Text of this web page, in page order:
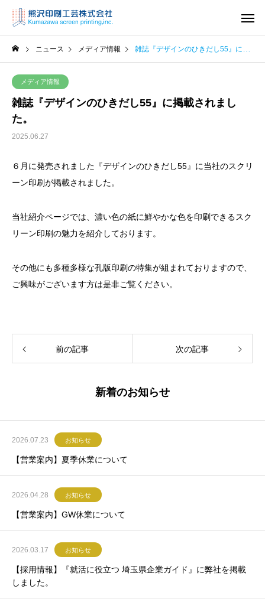
ニュース メディア情報 雑誌『デザインのひきだし55』に掲載されました。
メディア情報
雑誌『デザインのひきだし55』に掲載されまし
た。
2025.06.27
６月に発売されました『デザインのひきだし55』に当社のスクリ
ーン印刷が掲載されました。
当社紹介ページでは、濃い色の紙に鮮やかな色を印刷できるスク
リーン印刷の魅力を紹介しております。
その他にも多種多様な孔版印刷の特集が組まれておりますので、
ご興味がございます方は是非ご覧ください。
前の記事 次の記事
新着のお知らせ
2026.07.23 お知らせ
【営業案内】夏季休業について
2026.04.28 お知らせ
【営業案内】GW休業について
2026.03.17 お知らせ
【採用情報】『就活に役立つ 埼玉県企業ガイド』に弊社を掲載
しました。